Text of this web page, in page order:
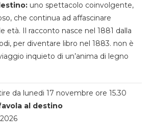
uno spettacolo coinvolgente,
che continua ad affascinare
età. Il racconto nasce nel 1881 dalla
per diventare libro nel 1883. non è
inquieto di un’anima di legno
da lunedi 17 novembre ore 15.30
al destino